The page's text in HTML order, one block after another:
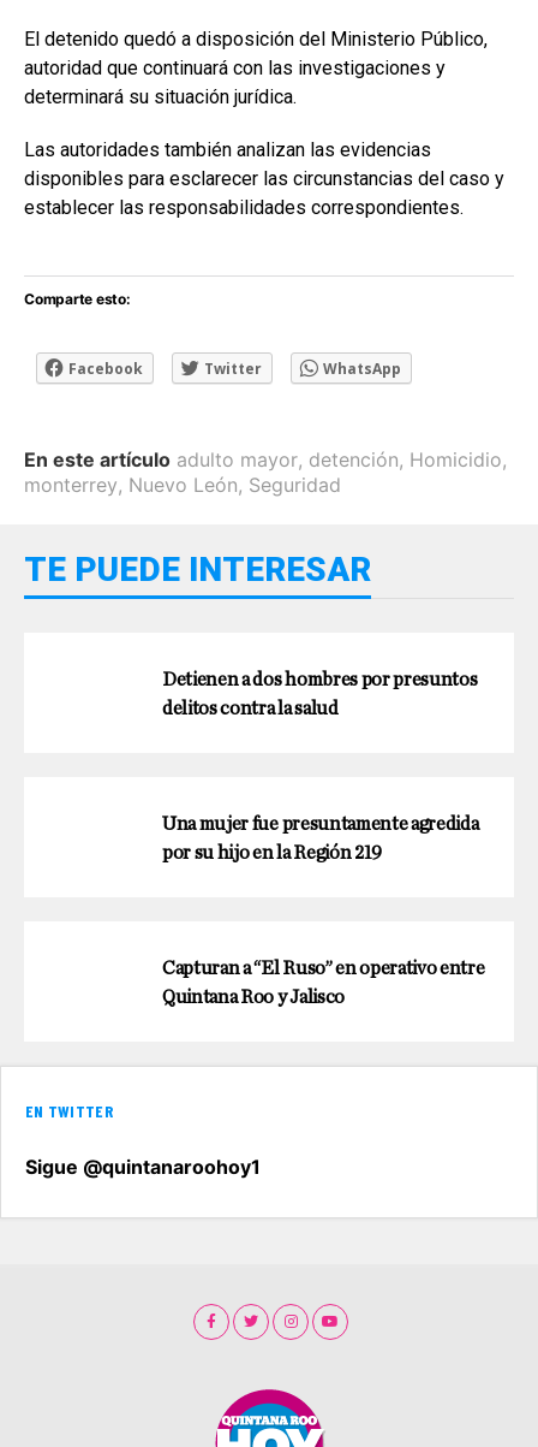
El detenido quedó a disposición del Ministerio Público,
autoridad que continuará con las investigaciones y
determinará su situación jurídica.
Las autoridades también analizan las evidencias
disponibles para esclarecer las circunstancias del caso y
establecer las responsabilidades correspondientes.
Comparte esto:
Facebook Twitter WhatsApp
En este artículo adulto mayor, detención, Homicidio,
monterrey, Nuevo León, Seguridad
TE PUEDE INTERESAR
Detienen a dos hombres por presuntos
delitos contra la salud
Una mujer fue presuntamente agredida
por su hijo en la Región 219
Capturan a “El Ruso” en operativo entre
Quintana Roo y Jalisco
EN TWITTER
Sigue @quintanaroohoy1